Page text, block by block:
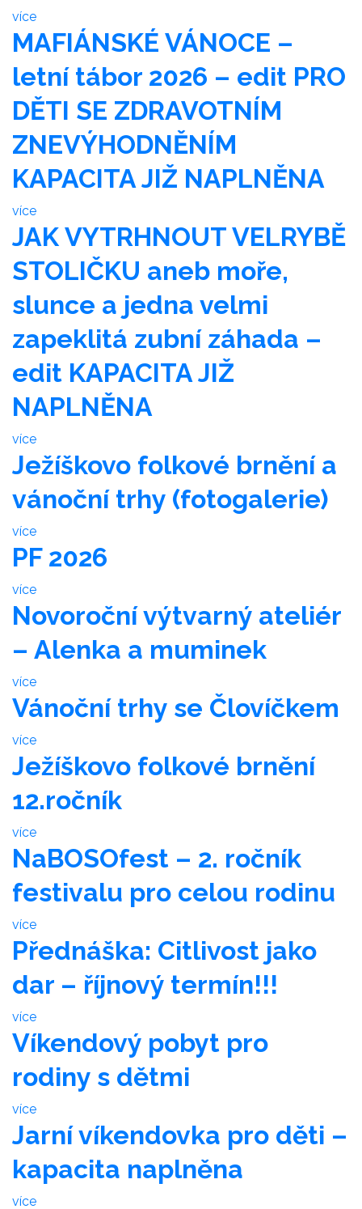
více
MAFIÁNSKÉ VÁNOCE –
letní tábor 2026 – edit PRO
DĚTI SE ZDRAVOTNÍM
ZNEVÝHODNĚNÍM
KAPACITA JIŽ NAPLNĚNA
více
JAK VYTRHNOUT VELRYBĚ
STOLIČKU aneb moře,
slunce a jedna velmi
zapeklitá zubní záhada –
edit KAPACITA JIŽ
NAPLNĚNA
více
Ježíškovo folkové brnění a
vánoční trhy (fotogalerie)
více
PF 2026
více
Novoroční výtvarný ateliér
– Alenka a muminek
více
Vánoční trhy se Človíčkem
více
Ježíškovo folkové brnění
12.ročník
více
NaBOSOfest – 2. ročník
festivalu pro celou rodinu
více
Přednáška: Citlivost jako
dar – říjnový termín!!!
více
Víkendový pobyt pro
rodiny s dětmi
více
Jarní víkendovka pro děti –
kapacita naplněna
více